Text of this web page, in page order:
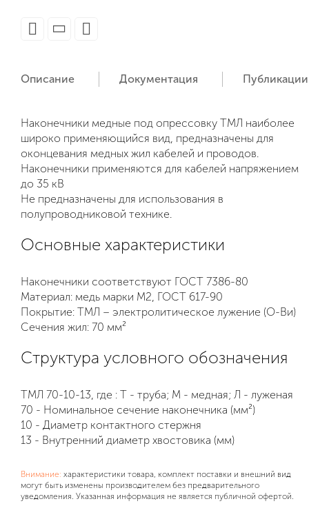
Описание Документация Публикации
Наконечники медные под опрессовку ТМЛ наиболее
широко применяющийся вид, предназначены для
оконцевания медных жил кабелей и проводов.
Наконечники применяются для кабелей напряжением
до 35 кВ
Не предназначены для использования в
полупроводниковой технике.
Основные характеристики
Наконечники соответствуют ГОСТ 7386-80
Материал: медь марки М2, ГОСТ 617-90
Покрытие: ТМЛ – электролитическое лужение (О-Ви)
Сечения жил: 70 мм²
Структура условного обозначения
ТМЛ 70-10-13, где : Т - труба; М - медная; Л - луженая
70 - Номинальное сечение наконечника (мм²)
10 - Диаметр контактного стержня
13 - Внутренний диаметр хвостовика (мм)
Внимание: характеристики товара, комплект поставки и внешний вид
могут быть изменены производителем без предварительного
уведомления. Указанная информация не является публичной офертой.